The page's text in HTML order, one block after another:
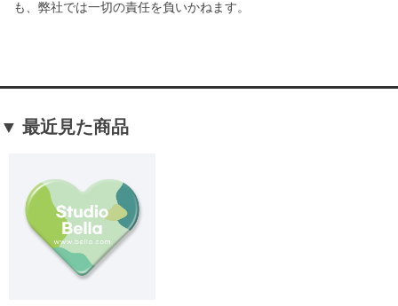
も、弊社では一切の責任を負いかねます。
▼ 最近見た商品